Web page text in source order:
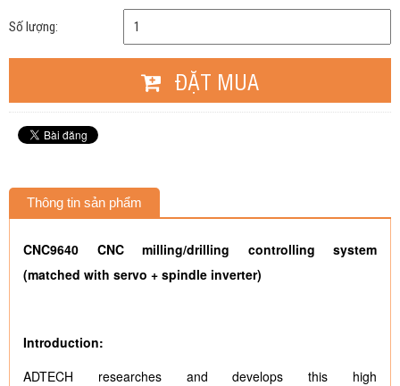
Số lượng:
ĐẶT MUA
Thông tin sản phẩm
CNC9640 CNC milling/drilling controlling system
(matched with servo + spindle inverter)
Introduction:
ADTECH researches and develops this high